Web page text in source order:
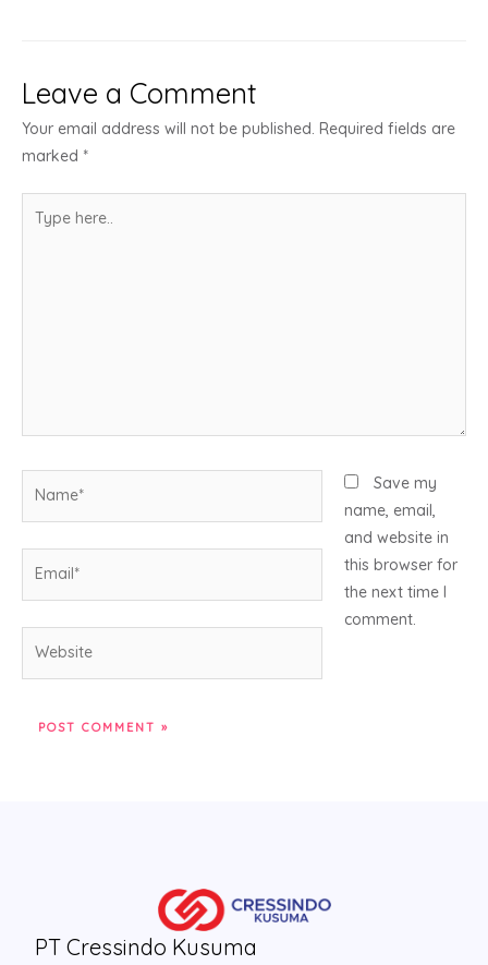
Leave a Comment
Your email address will not be published. Required fields are
marked *
here..
Save my
name, email,
and website in
this browser for
the next time I
comment.
PT Cressindo Kusuma